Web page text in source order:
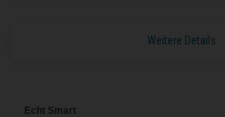
Weitere Details
Echt Smart